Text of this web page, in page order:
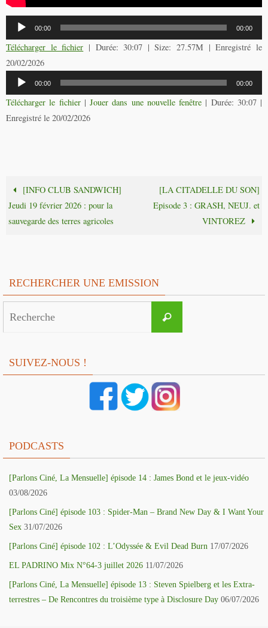
Lecteur
audio
00:00 00:00
Télécharger le fichier | Durée: 30:07 | Size: 27.57M | Enregistré le
20/02/2026
Lecteur
audio
00:00 00:00
Télécharger le fichier| Jouer dans une nouvelle fenêtre | Durée: 30:07|
Enregistré le 20/02/2026
[INFO CLUB SANDWICH]
Jeudi 19 février 2026 : pour la
sauvegarde des terres agricoles
[LA CITADELLE DU SON]
Episode 3 : GRASH, NEUJ. et
VINTOREZ
RECHERCHER UNE EMISSION
Recherche
SUIVEZ-NOUS !
PODCASTS
[Parlons Ciné, La Mensuelle] épisode 14 : James Bond et le jeux-vidéo
03/08/2026
[Parlons Ciné] épisode 103 : Spider-Man – Brand New Day & I Want Your
Sex 31/07/2026
[Parlons Ciné] épisode 102 : L’Odyssée & Evil Dead Burn 17/07/2026
EL PADRINO Mix N°64-3 juillet 2026 11/07/2026
[Parlons Ciné, La Mensuelle] épisode 13 : Steven Spielberg et les Extra-
terrestres – De Rencontres du troisième type à Disclosure Day 06/07/2026